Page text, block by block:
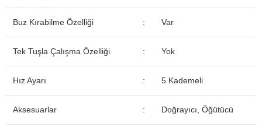
Buz Kırabilme Özelliği : Var
Tek Tuşla Çalışma Özelliği : Yok
Hız Ayarı : 5 Kademeli
Aksesuarlar : Doğrayıcı, Öğütücü